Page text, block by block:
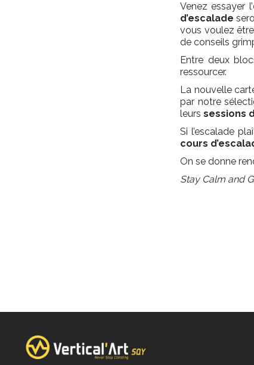
Venez essayer l’
d’escalade
vous voulez
de conseils
Entre deux
ressourcer.
La nouvelle
par notre
leurs sessions
Si l’escalade
cours
On se donne
Stay Calm and